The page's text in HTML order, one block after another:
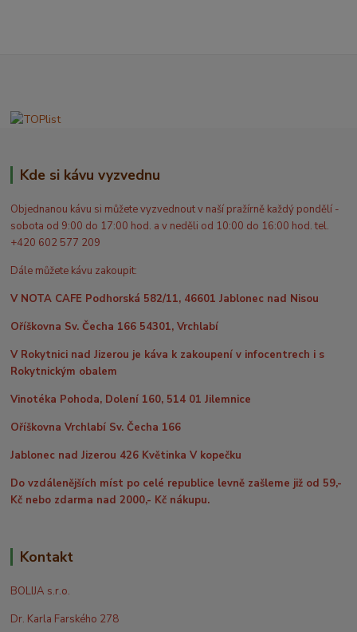
Kde si kávu vyzvednu
Objednanou kávu si můžete vyzvednout v naší pražírně každý pondělí -
sobota od 9:00 do 17:00 hod. a v neděli od 10:00 do 16:00 hod. tel.
+420 602 577 209
Dále můžete kávu zakoupit:
V NOTA CAFE Podhorská 582/11, 46601 Jablonec nad Nisou
Oříškovna Sv. Čecha 166 54301, Vrchlabí
V Rokytnici nad Jizerou je káva k zakoupení v infocentrech i s
Rokytnickým obalem
Vinotéka Pohoda, Dolení 160, 514 01 Jilemnice
Oříškovna Vrchlabí Sv. Čecha 166
Jablonec nad Jizerou 426 Květinka V kopečku
Do vzdálenějších míst po celé republice levně zašleme již od 59,-
Kč nebo zdarma nad 2000,- Kč nákupu.
Kontakt
BOLIJA s.r.o.
Dr. Karla Farského 278